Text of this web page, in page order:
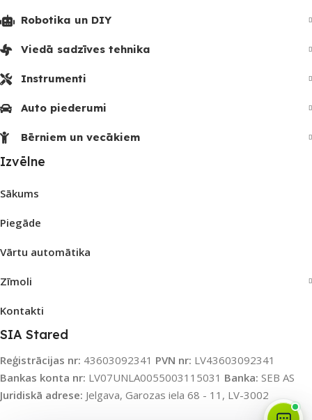
Robotika un DIY
Viedā sadzīves tehnika
Instrumenti
Auto piederumi
Bērniem un vecākiem
Izvēlne
Sākums
Piegāde
Vārtu automātika
Zīmoli
Kontakti
SIA Stared
Reģistrācijas nr: 43603092341 PVN nr: LV43603092341
Bankas konta nr: LV07UNLA0055003115031 Banka: SEB AS
Juridiskā adrese: Jelgava, Garozas iela 68 - 11, LV-3002